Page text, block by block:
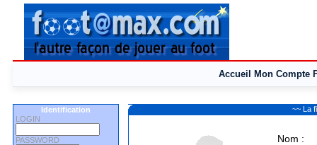
Accueil Mon Compte
Identification
LOGIN
PASSWORD
~~ La
Nom :